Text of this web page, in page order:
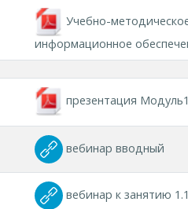
Учебно-
информационное
презентация Модуль1
вебинар вводный
вебинар к занятию 1.1